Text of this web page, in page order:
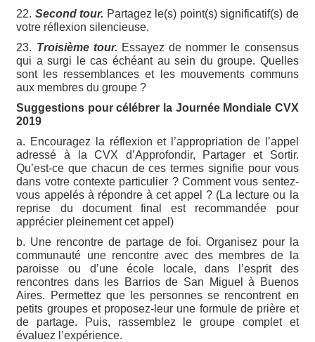
22. Second tour. Partagez le(s) point(s) significatif(s) de
votre réflexion silencieuse.
23. Troisième tour. Essayez de nommer le consensus
qui a surgi le cas échéant au sein du groupe. Quelles
sont les ressemblances et les mouvements communs
aux membres du groupe ?
Suggestions pour célébrer la Journée Mondiale CVX
2019
a. Encouragez la réflexion et l’appropriation de l’appel
adressé à la CVX d’Approfondir, Partager et Sortir.
Qu’est-ce que chacun de ces termes signifie pour vous
dans votre contexte particulier ? Comment vous sentez-
vous appelés à répondre à cet appel ? (La lecture ou la
reprise du document final est recommandée pour
apprécier pleinement cet appel)
b. Une rencontre de partage de foi. Organisez pour la
communauté une rencontre avec des membres de la
paroisse ou d’une école locale, dans l’esprit des
rencontres dans les Barrios de San Miguel à Buenos
Aires. Permettez que les personnes se rencontrent en
petits groupes et proposez-leur une formule de prière et
de partage. Puis, rassemblez le groupe complet et
évaluez l’expérience.